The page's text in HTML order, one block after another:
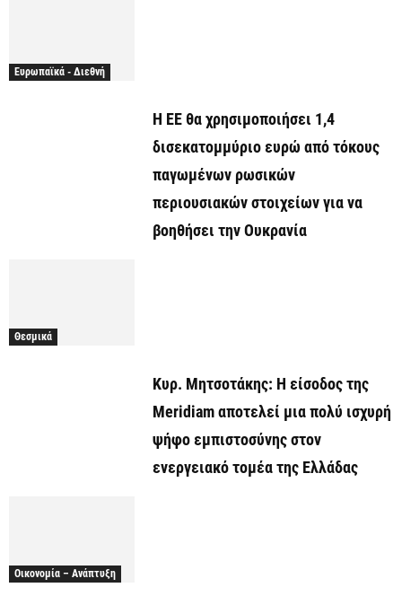
Ευρωπαϊκά - Διεθνή
Η ΕΕ θα χρησιμοποιήσει 1,4
δισεκατομμύριο ευρώ από τόκους
παγωμένων ρωσικών
περιουσιακών στοιχείων για να
βοηθήσει την Ουκρανία
Θεσμικά
Κυρ. Μητσοτάκης: Η είσοδος της
Meridiam αποτελεί μια πολύ ισχυρή
ψήφο εμπιστοσύνης στον
ενεργειακό τομέα της Ελλάδας
Οικονομία – Ανάπτυξη